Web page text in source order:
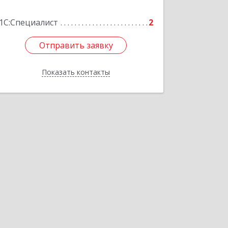
1С:Специалист 2
Отправить заявку
Показать контакты
Отправить заявку